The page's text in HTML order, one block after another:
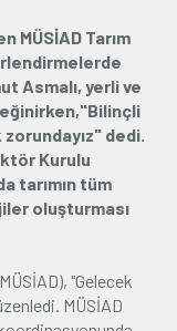
MÜSİAD Tarım
Asmalı, yerli ve
dedi.
Kurulu
tarımın tüm
oluşturması
"Gelecek
MÜSİAD